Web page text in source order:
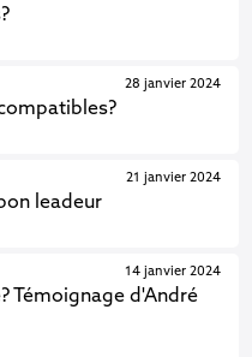
28 janvier 2024
leadeur
21 janvier 2024
Témoignage d'André
14 janvier 2024